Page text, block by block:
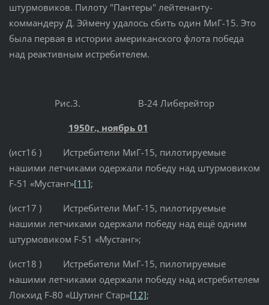
штурмовиков. Пилоту "Пантеры" лейтенанту-
коммандеру Д. Эймену удалось сбить один МиГ-15. Это
была первая в истории американского флота победа
над реактивным истребителем.
Рис.3. В-24 Либерейтор
1950г., ноябрь 01
(ист16 ) Истребители МиГ-15, пилотируемые
нашими летчиками одержали победу над штурмовиком
F-51 «Мустанг»[11];
(ист17 ) Истребители МиГ-15, пилотируемые
нашими летчиками одержали победу над ещё одним
штурмовиком F-51 «Мустанг»;
(ист18 ) Истребители МиГ-15, пилотируемые
нашими летчиками одержали победу над истребителем
Локхид F-80 «Шутинг Стар»[12];